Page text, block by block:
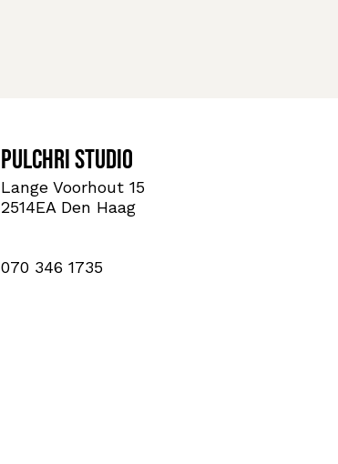
Pulchri Studio
Lange Voorhout 15
2514EA Den Haag
070 346 1735